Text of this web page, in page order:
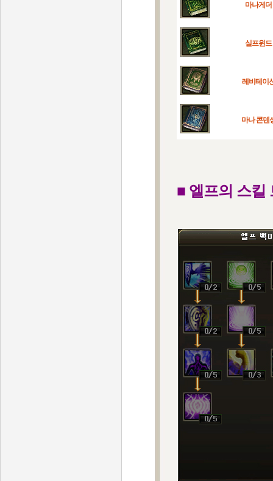
마나게더
실프윈드
레비테이
마나 콘덴
■ 엘프의 스킬